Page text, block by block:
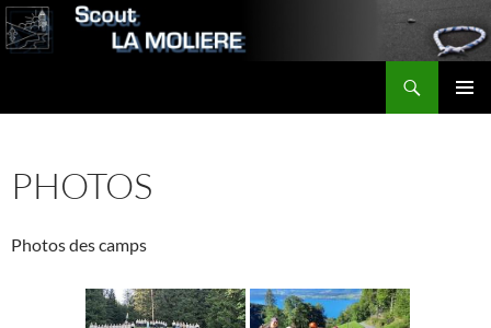
Aller
au
PHOTOS
Photos des camps